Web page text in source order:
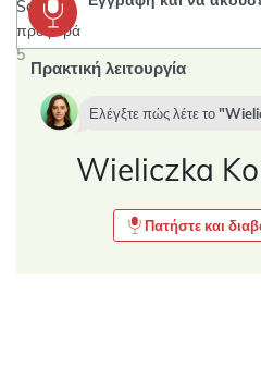
Πρακτική λειτουργία
Ελέγξτε πώς λέτε το
Wieliczka
Πατήστε και